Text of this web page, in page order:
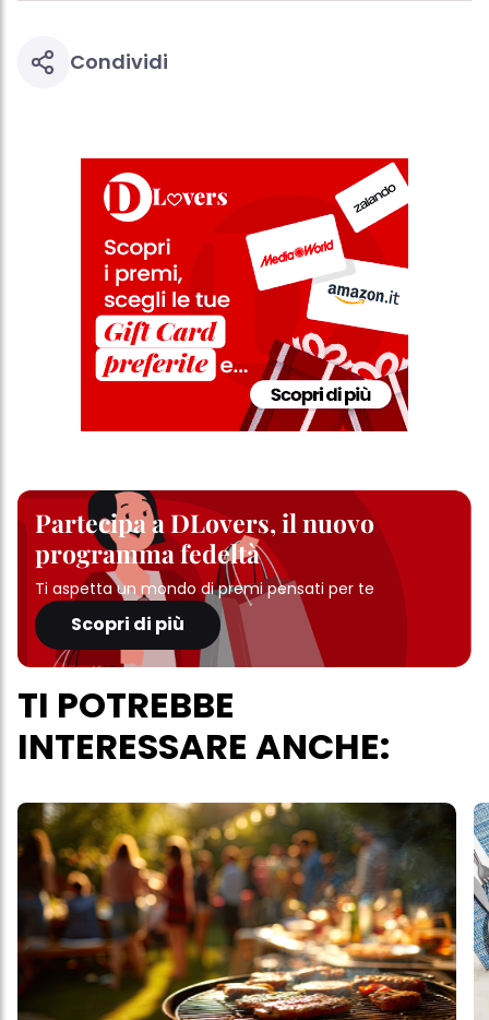
Condividi
Partecipa a DLovers, il nuovo
programma fedeltà
Ti aspetta un mondo di premi pensati per te
Scopri di più
TI POTREBBE
INTERESSARE ANCHE: